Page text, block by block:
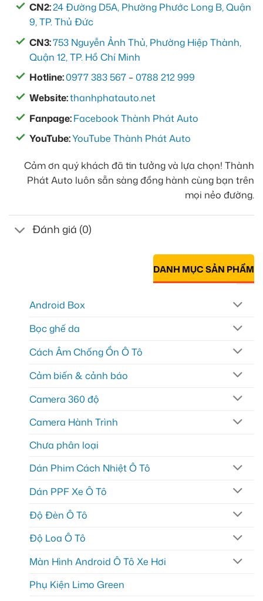
CN2:24 Đường D5A, Phường Phước Long B, Quận
9, TP. Thủ Đức
CN3:753 Nguyễn Ảnh Thủ, Phường Hiệp Thành,
Quận 12, TP. Hồ Chí Minh
Hotline:0977 383 567 –0788 212 999
Website:thanhphatauto.net
Fanpage:Facebook Thành Phát Auto
YouTube:YouTube Thành Phát Auto
Cảm ơn quý khách đã tin tưởng và lựa chọn! Thành
Phát Auto luôn sẵn sàng đồng hành cùng bạn trên
mọi nẻo đường.
Đánh giá (0)
DANH MỤC SẢN PHẨM
Android Box
Bọc ghế da
Cách Âm Chống Ồn Ô Tô
Cảm biến & cảnh báo
Camera 360 độ
Camera Hành Trình
Chưa phân loại
Dán Phim Cách Nhiệt Ô Tô
Dán PPF Xe Ô Tô
Độ Đèn Ô Tô
Độ Loa Ô Tô
Màn Hình Android Ô Tô Xe Hơi
Phụ Kiện Limo Green